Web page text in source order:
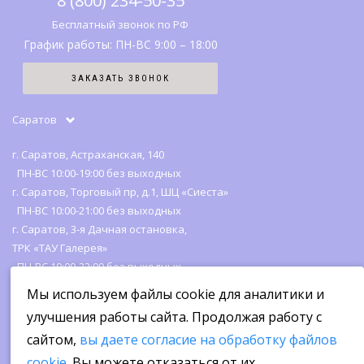
Карта сайта
Бесплатный звонок по РФ
График работы: ПН-ВС 9:00 – 18:00
ЗАКАЗАТЬ ЗВОНОК
Саратов
г. Саратов, Астраханская, 140
ПН-ВС 10:00-19:00 без выходных
г. Саратов, Торговый пр, д.1, ШЦ «Сиеста»
ПН-ВС 10:00-21:00 без выходных
г. Саратов, 3-я Дачная остановка,
ТРК «ТАУ Галерея»
ПН-ВС 10:00-22:00 без выходных
Мы используем файлы cookie для аналитики и
улучшения работы сайта. Продолжая работу с
сайтом, вы даете согласие на обработку файлов